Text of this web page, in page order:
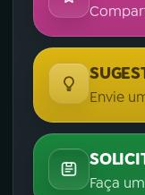
Envie
Faça